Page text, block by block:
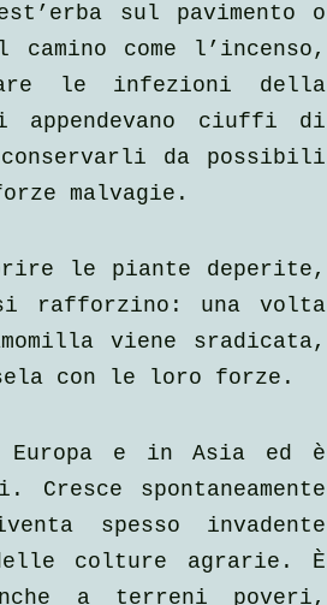
sul pavimento o
come l’incenso,
le infezioni della
ciuffi di
da possibili
malvagie.
le piante deperite,
si rafforzino: una volta
viene sradicata,
con le loro forze.
Europa e in Asia ed è
spontaneamente
spesso invadente
delle colture agrarie. È
a terreni poveri,